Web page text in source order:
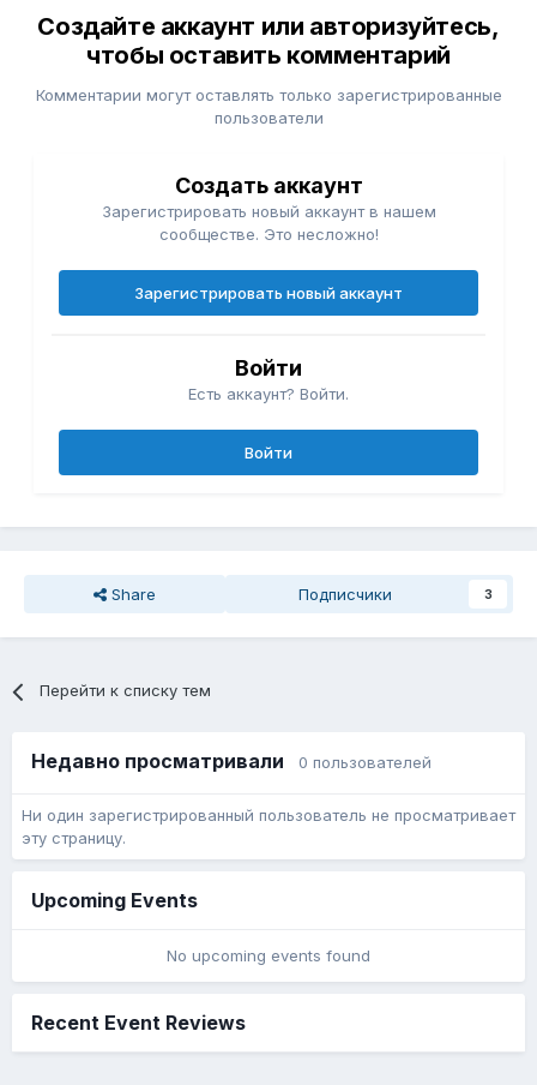
Создайте аккаунт или авторизуйтесь,
чтобы оставить комментарий
Комментарии могут оставлять только зарегистрированные
пользователи
Создать аккаунт
Зарегистрировать новый аккаунт в нашем
сообществе. Это несложно!
Зарегистрировать новый аккаунт
Войти
Есть аккаунт? Войти.
Войти
Share Подписчики 3
Перейти к списку тем
Недавно просматривали 0 пользователей
Ни один зарегистрированный пользователь не просматривает
эту страницу.
Upcoming Events
No upcoming events found
Recent Event Reviews